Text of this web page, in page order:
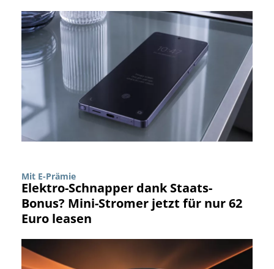
Mit E-Prämie
Elektro-Schnapper dank Staats-
Bonus? Mini-Stromer jetzt für nur 62
Euro leasen